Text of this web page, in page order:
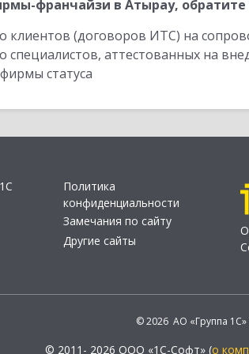
франчайзи в Атырау,
клиентов (договоров ИТС) на
специалистов, аттестованных на
статуса
Политика
конфиденциальности
Замечания по сайту
Другие сайты
© 2026 АО «Группа
© 2011- 2026 ООО «1С-Софт» (о